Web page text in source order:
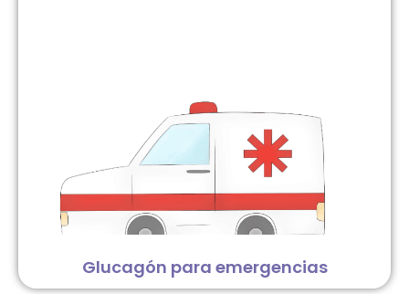
Glucagón para emergencias